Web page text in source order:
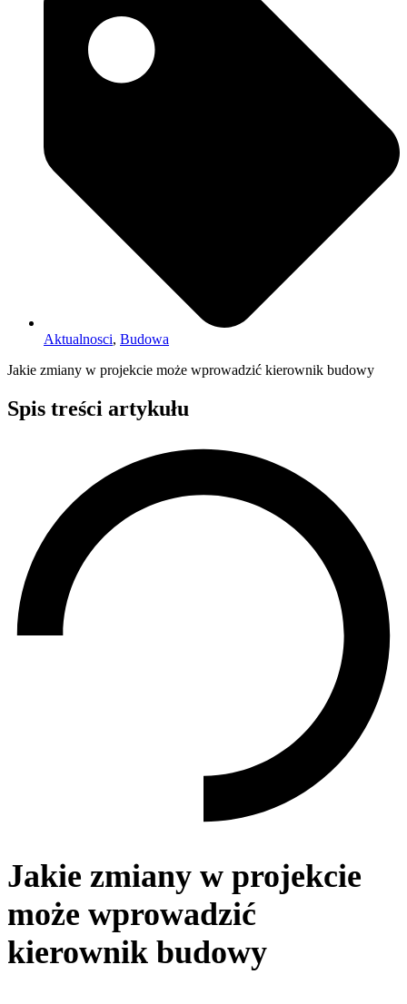
Aktualnosci, Budowa
Jakie zmiany w projekcie może wprowadzić kierownik budowy
Spis treści artykułu
Jakie zmiany w projekcie
może wprowadzić
kierownik budowy